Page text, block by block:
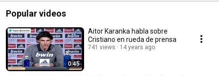
Popular videos
0:45
Aitor Karanka habla sobre
Cristiano en rueda de prensa
741 views 14 years ago